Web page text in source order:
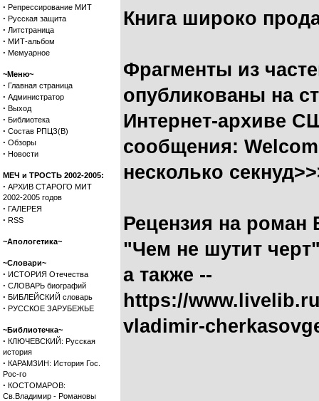
· Репрессирование МИТ
· Русская защита
· Литстраница
· МИТ-альбом
· Мемуарное
~Меню~
· Главная страница
· Администратор
· Выход
· Библиотека
· Состав РПЦЗ(В)
· Обзоры
· Новости
МЕЧ и ТРОСТЬ 2002-2005:
· АРХИВ СТАРОГО МИТ
2002-2005 годов
· ГАЛЕРЕЯ
· RSS
~Апологетика~
~Словари~
· ИСТОРИЯ Отечества
· СЛОВАРЬ биографий
· БИБЛЕЙСКИЙ словарь
· РУССКОЕ ЗАРУБЕЖЬЕ
~Библиотечка~
· КЛЮЧЕВСКИЙ: Русская
история
· КАРАМЗИН: История Гос.
Рос-го
· КОСТОМАРОВ:
Св.Владимир - Романовы
Книга широко
Фрагменты из
опубликованы на
Интернет-архиве
сообщения:
несколько
Рецензия на роман
"Чем не шутит
а также --
https://
vladimir-